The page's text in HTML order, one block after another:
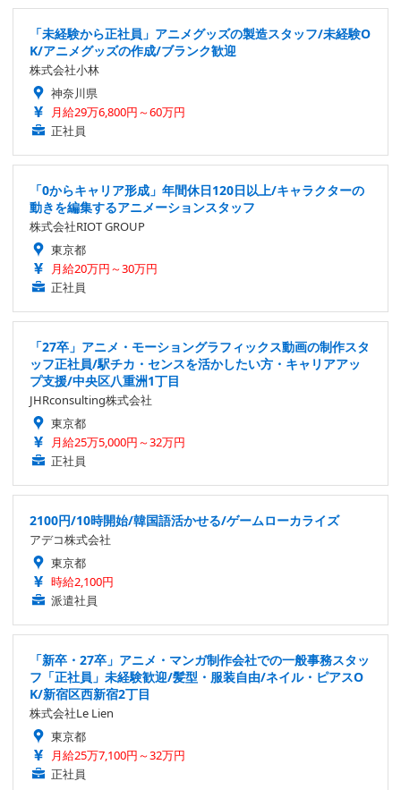
「未経験から正社員」アニメグッズの製造スタッフ/未経験O
K/アニメグッズの作成/ブランク歓迎
株式会社小林
神奈川県
月給29万6,800円～60万円
正社員
「0からキャリア形成」年間休日120日以上/キャラクターの
動きを編集するアニメーションスタッフ
株式会社RIOT GROUP
東京都
月給20万円～30万円
正社員
「27卒」アニメ・モーショングラフィックス動画の制作スタ
ッフ正社員/駅チカ・センスを活かしたい方・キャリアアッ
プ支援/中央区八重洲1丁目
JHRconsulting株式会社
東京都
月給25万5,000円～32万円
正社員
2100円/10時開始/韓国語活かせる/ゲームローカライズ
アデコ株式会社
東京都
時給2,100円
派遣社員
「新卒・27卒」アニメ・マンガ制作会社での一般事務スタッ
フ「正社員」未経験歓迎/髪型・服装自由/ネイル・ピアスO
K/新宿区西新宿2丁目
株式会社Le Lien
東京都
月給25万7,100円～32万円
正社員